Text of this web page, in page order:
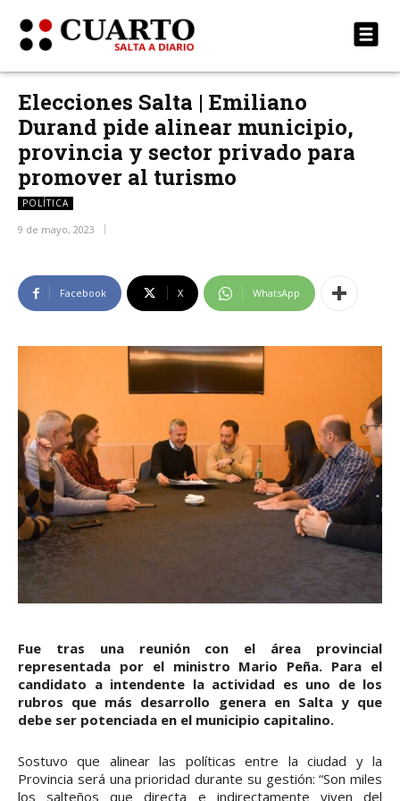
Elecciones Salta | Emiliano
Durand pide alinear municipio,
provincia y sector privado para
promover al turismo
POLÍTICA
9 de mayo, 2023
Facebook X WhatsApp
Fue tras una reunión con el área provincial
representada por el ministro Mario Peña. Para el
candidato a intendente la actividad es uno de los
rubros que más desarrollo genera en Salta y que
debe ser potenciada en el municipio capitalino.
Sostuvo que alinear las políticas entre la ciudad y la
Provincia será una prioridad durante su gestión: “Son miles
los salteños que directa e indirectamente viven del